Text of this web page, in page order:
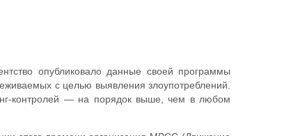
опубликовало данные своей программы
с целью выявления злоупотреблений.
контролей — на порядок выше, чем в любом